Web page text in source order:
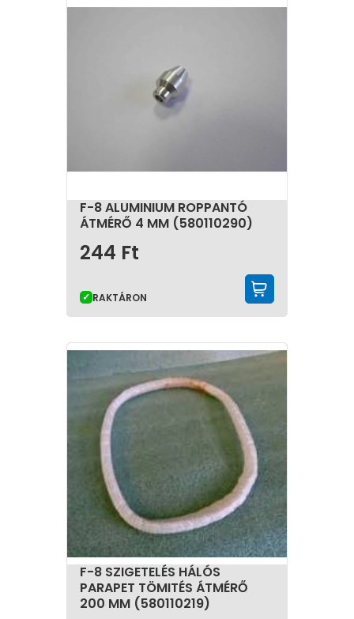
F-8 ALUMINIUM ROPPANTÓ
ÁTMÉRŐ 4 MM (580110290)
244 Ft
RAKTÁRON
F-8 SZIGETELÉS HÁLÓS
PARAPET TÖMITÉS ÁTMÉRŐ
200 MM (580110219)